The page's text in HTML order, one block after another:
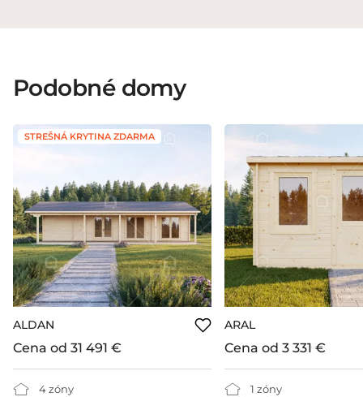
Podobné domy
STREŠNÁ KRYTINA ZDARMA
ALDAN
4 zóny
Cena od 31 491 €
ARAL
1 zóny
Cena od 3 331 €